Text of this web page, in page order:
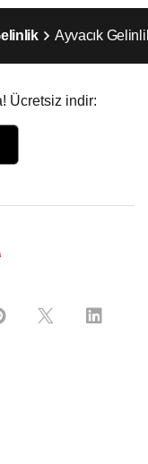
Ayvacık
Ücretsiz indir: